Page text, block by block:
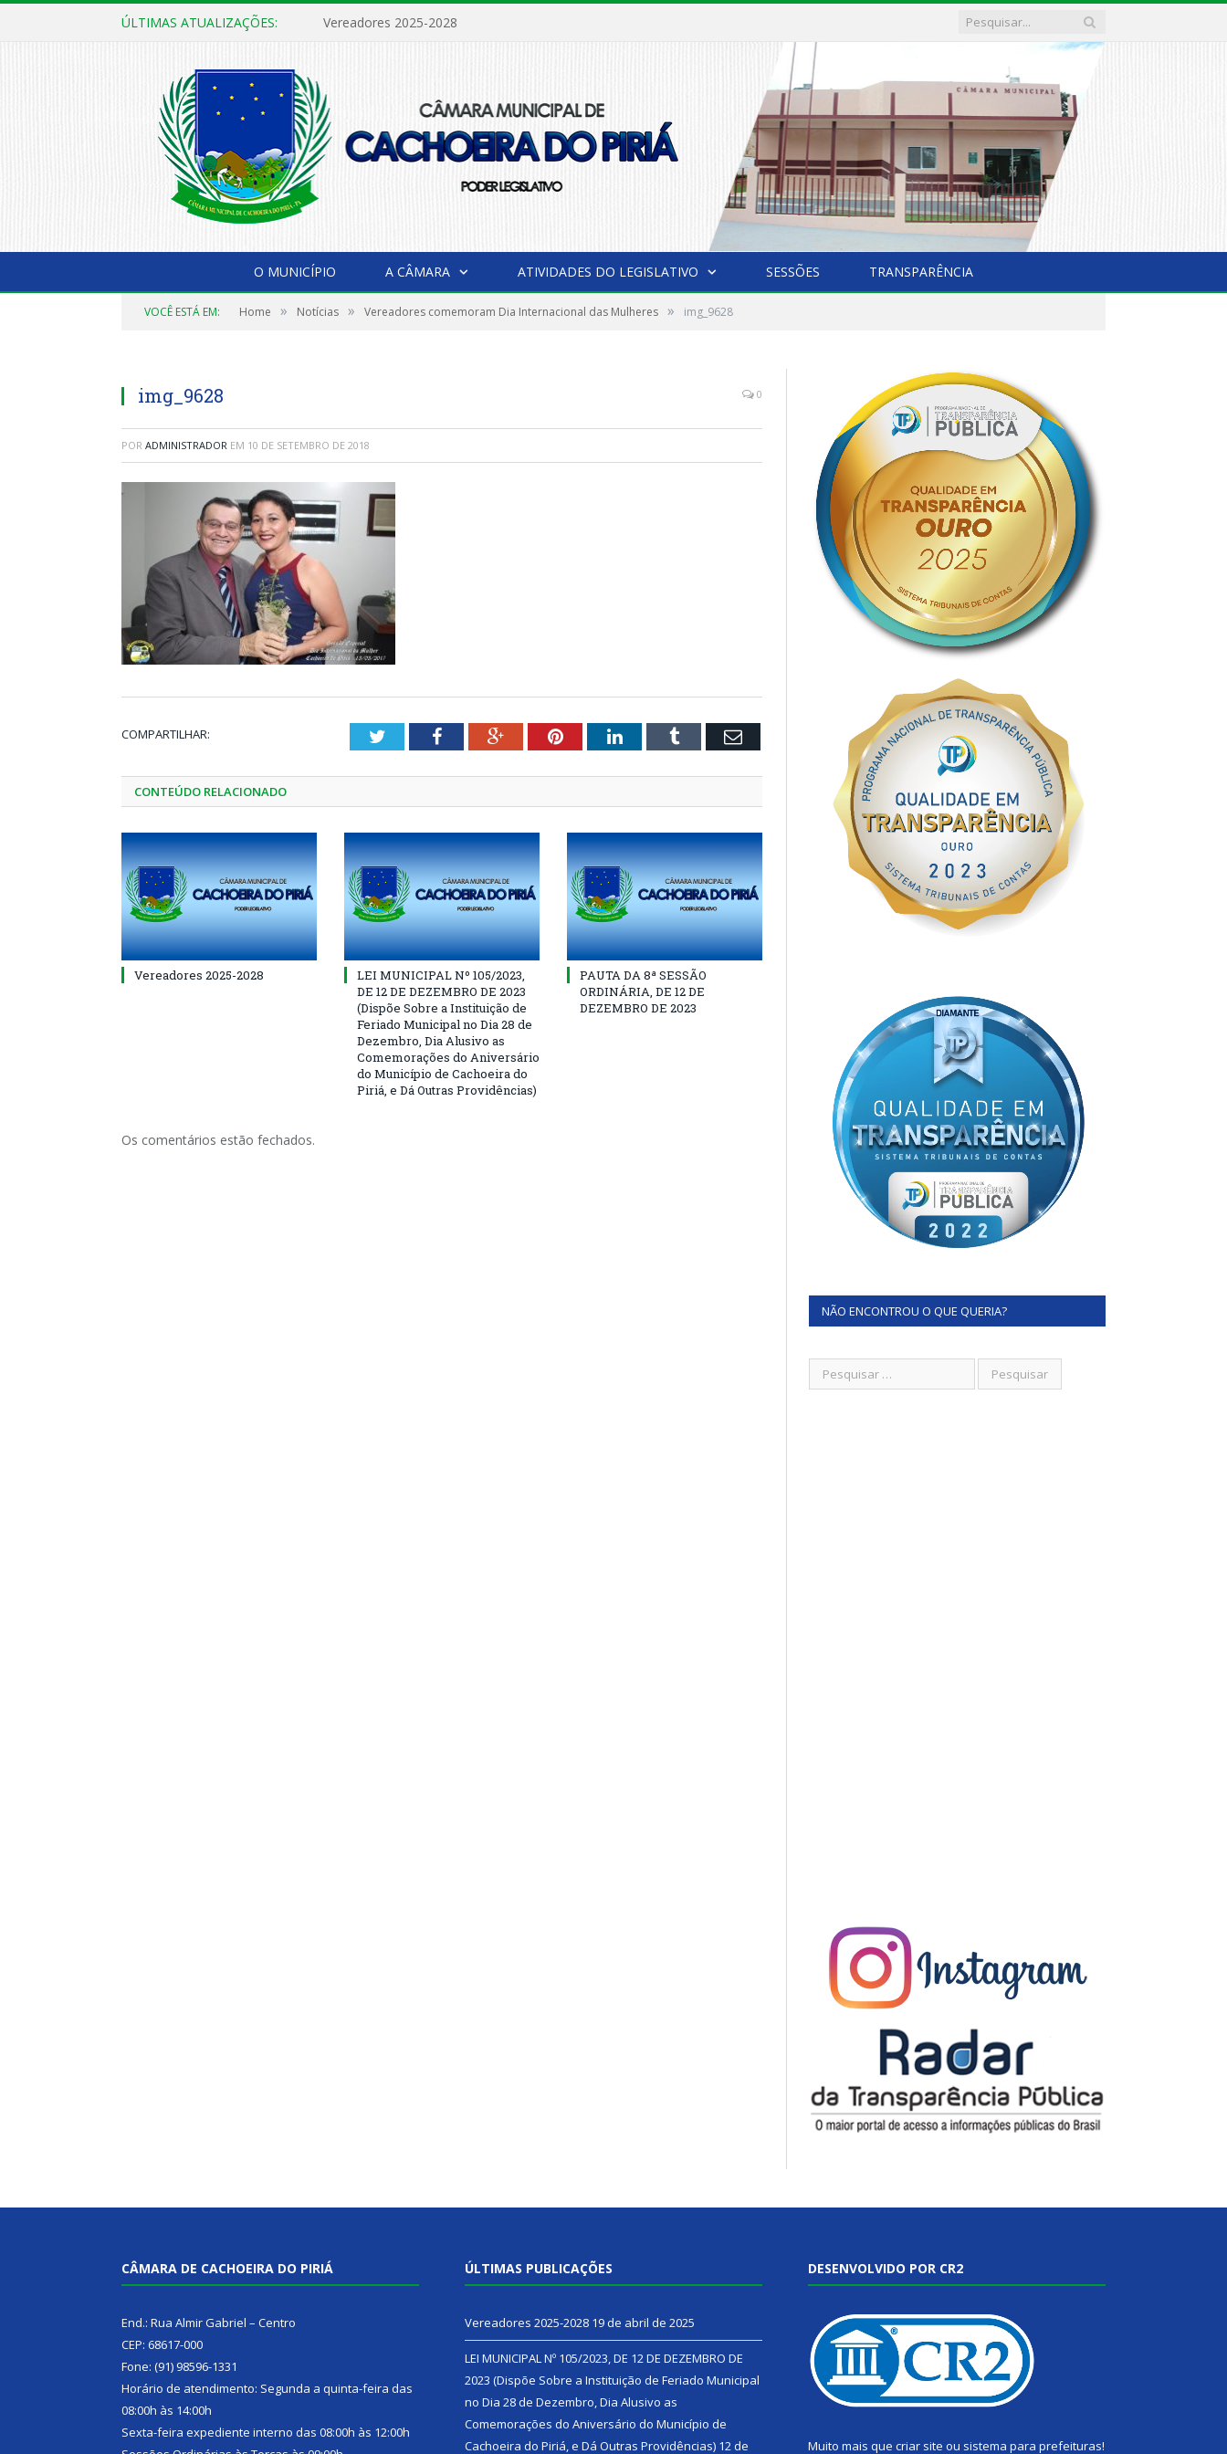
ÚLTIMAS ATUALIZAÇÕES: Vereadores 2025-2028
O MUNICÍPIO A CÂMARA ATIVIDADES DO LEGISLATIVO SESSÕES TRANSPARÊNCIA
VOCÊ ESTÁ EM: Home » Notícias » Vereadores comemoram Dia Internacional das Mulheres » img_9628
img_9628 0
POR ADMINISTRADOR EM 10 DE SETEMBRO DE 2018
COMPARTILHAR: TwitterFacebookGoogle+PinterestLinkedInTumblr Email
CONTEÚDO RELACIONADO
Vereadores 2025-2028
LEI MUNICIPAL Nº 105/2023,
DE 12 DE DEZEMBRO DE 2023
(Dispõe Sobre a Instituição de
Feriado Municipal no Dia 28 de
Dezembro, Dia Alusivo as
Comemorações do Aniversário
do Município de Cachoeira do
Piriá, e Dá Outras Providências)
PAUTA DA 8ª SESSÃO
ORDINÁRIA, DE 12 DE
DEZEMBRO DE 2023
Os comentários estão fechados.
NÃO ENCONTROU O QUE QUERIA?
CÂMARA DE CACHOEIRA DO PIRIÁ
End.: Rua Almir Gabriel – Centro
CEP: 68617-000
Fone: (91) 98596-1331
Horário de atendimento: Segunda a quinta-feira das
08:00h às 14:00h
Sexta-feira expediente interno das 08:00h às 12:00h
ÚLTIMAS PUBLICAÇÕES
Vereadores 2025-2028 19 de abril de 2025
LEI MUNICIPAL Nº 105/2023, DE 12 DE DEZEMBRO DE
2023 (Dispõe Sobre a Instituição de Feriado Municipal
no Dia 28 de Dezembro, Dia Alusivo as
Comemorações do Aniversário do Município de
Cachoeira do Piriá, e Dá Outras Providências) 12 de
DESENVOLVIDO POR CR2
Muito mais que criar site ou sistema para prefeituras!